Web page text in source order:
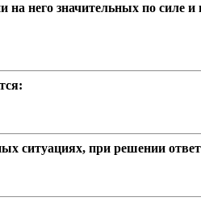
него значительных по силе
ситуациях, при решении